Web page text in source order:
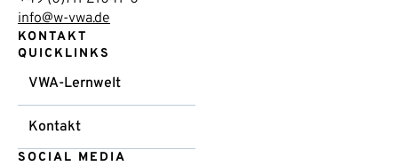
info@w-vwa.de
KONTAKT
QUICKLINKS
VWA-Lernwelt
Kontakt
SOCIAL MEDIA